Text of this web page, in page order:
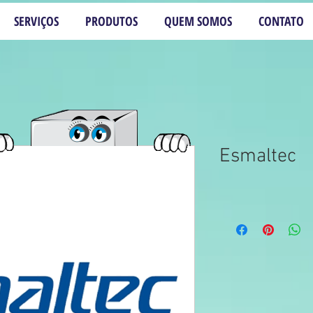
SERVIÇOS PRODUTOS QUEM SOMOS CONTATO
Esmaltec